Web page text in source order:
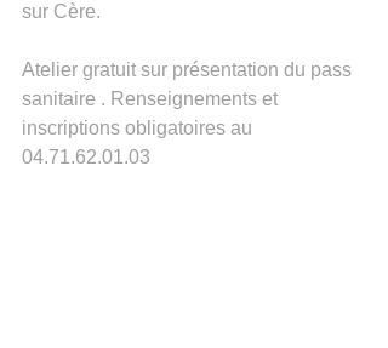
sur Cère.
Atelier gratuit sur présentation du pass
sanitaire . Renseignements et
inscriptions obligatoires au
04.71.62.01.03